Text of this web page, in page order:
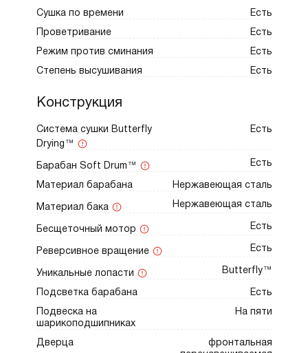
Сушка по времени Есть
Проветривание Есть
Режим против сминания Есть
Степень высушивания Есть
Конструкция
Система сушки Butterfly
Drying™
Есть
Барабан Soft Drum™ Есть
Материал барабана Нержавеющая сталь
Материал бака Нержавеющая сталь
Бесщеточный мотор Есть
Реверсивное вращение Есть
Уникальные лопасти Butterfly™
Подсветка барабана Есть
Подвеска на
шарикоподшипниках
На пяти
Дверца
фронтальная